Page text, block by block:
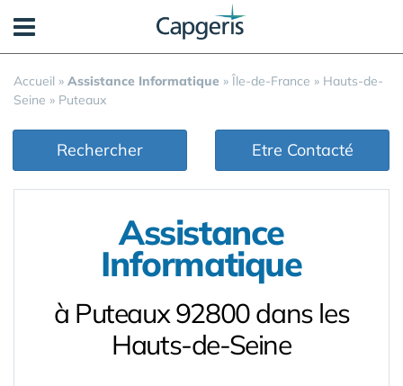
Accueil » Assistance Informatique » Île-de-France » Hauts-de-
Seine » Puteaux
Rechercher Etre Contacté
Assistance
Informatique
à Puteaux 92800 dans les
Hauts-de-Seine